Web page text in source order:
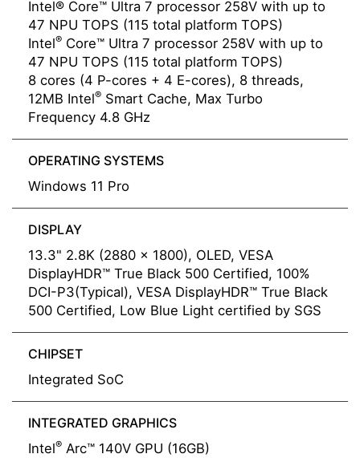
Intel® Core™ Ultra 7 processor 258V with up to
47 NPU TOPS (115 total platform TOPS)
Intel® Core™ Ultra 7 processor 258V with up to
47 NPU TOPS (115 total platform TOPS)
8 cores (4 P-cores + 4 E-cores), 8 threads,
12MB Intel® Smart Cache, Max Turbo
Frequency 4.8 GHz
OPERATING SYSTEMS
Windows 11 Pro
DISPLAY
13.3" 2.8K (2880 x 1800), OLED, VESA
DisplayHDR™ True Black 500 Certified, 100%
DCI-P3(Typical), VESA DisplayHDR™ True Black
500 Certified, Low Blue Light certified by SGS
CHIPSET
Integrated SoC
INTEGRATED GRAPHICS
Intel® Arc™ 140V GPU (16GB)